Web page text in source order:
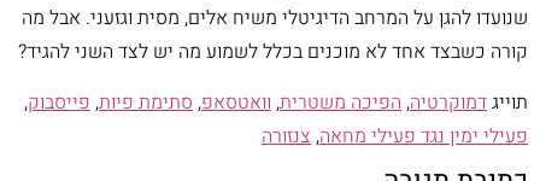
שנועדו להגן על המרחב הדיגיטלי משיח אלים, מסית וגזעני. אבל מה
קורה כשבצד אחד לא מוכנים בכלל לשמוע מה יש לצד השני להגיד?
תוייגדמוקרטיה,הפיכה משטרית,וואטסאפ,סתימת פיות,פייסבוק,
פעילי ימין נגד פעילי מחאה,צנזורה